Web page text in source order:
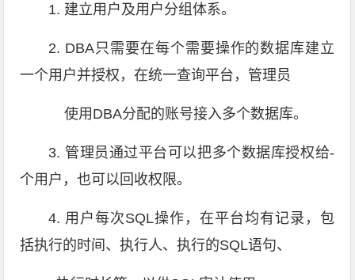
1. 建立用户及用户分组体系。
2. DBA只需要在每个需要操作的数据库建立
一个用户并授权，在统一查询平台，管理员
使用DBA分配的账号接入多个数据库。
3. 管理员通过平台可以把多个数据库授权给-
个用户，也可以回收权限。
4. 用户每次SQL操作，在平台均有记录，包
括执行的时间、执行人、执行的SQL语句、